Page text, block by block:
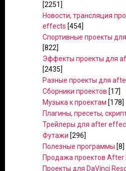
[2251]
Новости, трансляция
effects [454]
Спортивные проекты
[822]
Эффекты проекты для
[2435]
Разные проекты для
Сборники проектов [17]
Музыка к проектам [178]
Плагины, пресеты,
Трейлеры для after
Футажи [296]
Полезные программы [8]
Продажа проектов After
Проекты для DaVinci